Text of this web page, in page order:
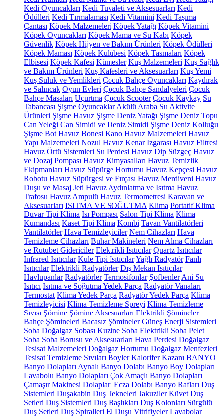
Kedi Oyuncakları Kedi Tuvaleti ve Aksesuarları Kedi
Ödülleri Kedi Tırmalaması Kedi Vitamini Kedi Taşıma
Çantası Köpek Malzemeleri Köpek Yatağı Köpek Vitamini
Köpek Oyuncakları Köpek Mama ve Su Kabı Köpek
Güvenlik Köpek Hijyen ve Bakım Ürünleri Köpek Ödülleri
Köpek Maması Köpek Kulübesi Köpek Tasmaları Köpek
Elbisesi Köpek Kafesi Kümesler Kuş Malzemeleri Kuş Sağlık
ve Bakım Ürünleri Kuş Kafesleri ve Aksesuarları Kuş Yemi
Kuş Suluk ve Yemlikleri Çocuk Bahçe Oyuncakları Kaydırak
ve Salıncak Oyun Evleri Çocuk Bahçe Sandalyeleri Çocuk
Bahçe Masaları Uçurtma Çocuk Scooter Çocuk Kaykay Su
Tabancası Şişme Oyuncaklar Akülü Araba Su Aktivite
Ürünleri Şişme Havuz Şişme Deniz Yatağı Şişme Deniz Topu
Can Yeleği Can Simidi ve Deniz Simidi Şişme Deniz Kolluğu
Şişme Bot Havuz Bonesi Kano Havuz Malzemeleri Havuz
Yapı Malzemeleri Nozul Havuz Kenar Izgarası Havuz Filtresi
Havuz Örtü Sistemleri Su Perdesi Havuz Dip Süzgeç Havuz
ve Dozaj Pompası Havuz Kimyasalları Havuz Temizlik
Ekipmanları Havuz Süpürge Hortumu Havuz Kepçesi Havuz
Robotu Havuz Süpürgesi ve Fırçası Havuz Merdiveni Havuz
Duşu ve Masaj Jeti Havuz Aydınlatma ve Isıtma Havuz
Trafosu Havuz Ampulü Havuz Termometresi Karavan ve
Aksesuarları ISITMA VE SOĞUTMA Klima Portatif Klima
Duvar Tipi Klima Isı Pompası Salon Tipi Klima Klima
Kumandası Kaset Tipi Klima Kombi Tavan Vantilatörleri
Vantilatörler Hava Temizleyiciler Nem Cihazları Hava
Temizleme Cihazları Buhar Makineleri Nem Alma Cihazları
ve Rutubet Gidericiler Elektrikli Isıtıcılar Quartz Isıtıcılar
Infrared Isıtıcılar Kule Tipi IsıtıcılarYağlı Radyatör Fanlı
Isıtıcılar Elektrikli Radyatörler Dış Mekan Isıtıcılar
Havlupanlar Radyatörler Termosifonlar Şofbenler Ani Su
Isıtıcı Isıtma ve Soğutma Yedek Parça Radyatör Vanaları
Termostat Klima Yedek Parça Radyatör Yedek Parça Klima
Temizleyicisi Klima Temizleme Spreyi Klima Temizleme
Sıvısı Şömine Şömine Aksesuarları Elektrikli Şömineler
Bahçe Şömineleri Bacasız Şömineler Güneş Enerji Sistemleri
Soba Doğalgaz Sobası Kuzine Soba Elektrikli Soba Pelet
Soba Soba Borusu ve Aksesuarları Hava Perdesi Doğalgaz
Tesisat Malzemeleri Doğalgaz Hortumu Doğalgaz Menfezleri
Tesisat Temizleme Sıvıları Boyler Kalorifer Kazanı BANYO
Banyo Dolapları Aynalı Banyo Dolabı Banyo Boy Dolapları
Lavabolu Banyo Dolapları Çok Amaçlı Banyo Dolapları
Çamaşır Makinesi Dolapları Ecza Dolabı Banyo Rafları Duş
Sistemleri Duşakabin Duş Tekneleri Jakuziler Küvet Duş
Setleri Duş Sistemleri Duş Başlıkları Duş Kolonları Sürgülü
Duş Setleri Duş Spiralleri El Duşu Vitrifiyeler Lavabolar